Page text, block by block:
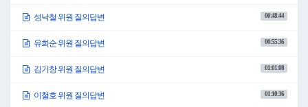
성낙철 위원 질의답변 00:48:44
유희순 위원 질의답변 00:55:36
김기창 위원 질의답변 01:01:08
이철호 위원 질의답변 01:10:36